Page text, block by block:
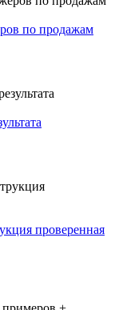
по продажам
проверенная